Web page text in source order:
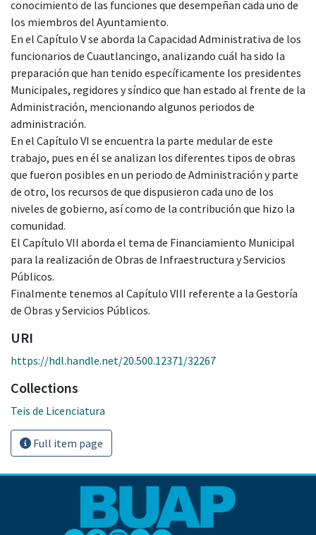
conocimiento de las funciones que desempeñan cada uno de
los miembros del Ayuntamiento.
En el Capítulo V se aborda la Capacidad Administrativa de los
funcionarios de Cuautlancingo, analizando cuál ha sido la
preparación que han tenido específicamente los presidentes
Municipales, regidores y síndico que han estado al frente de la
Administración, mencionando algunos periodos de
administración.
En el Capítulo VI se encuentra la parte medular de este
trabajo, pues en él se analizan los diferentes tipos de obras
que fueron posibles en un periodo de Administración y parte
de otro, los recursos de que dispusieron cada uno de los
niveles de gobierno, así como de la contribución que hizo la
comunidad.
El Capítulo VII aborda el tema de Financiamiento Municipal
para la realización de Obras de Infraestructura y Servicios
Públicos.
Finalmente tenemos al Capítulo VIII referente a la Gestoría
de Obras y Servicios Públicos.
URI
https://hdl.handle.net/20.500.12371/32267
Collections
Teis de Licenciatura
Full item page